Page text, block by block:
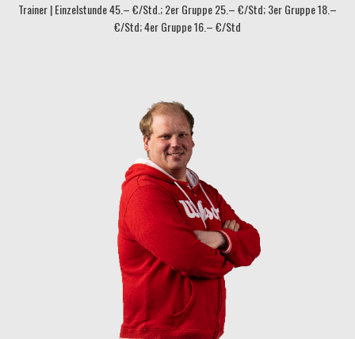
Trainer | Einzelstunde 45.– €/Std.; 2er Gruppe 25.– €/Std; 3er Gruppe 18.–
€/Std; 4er Gruppe 16.– €/Std
protennis@tennisbase-konstanz.de